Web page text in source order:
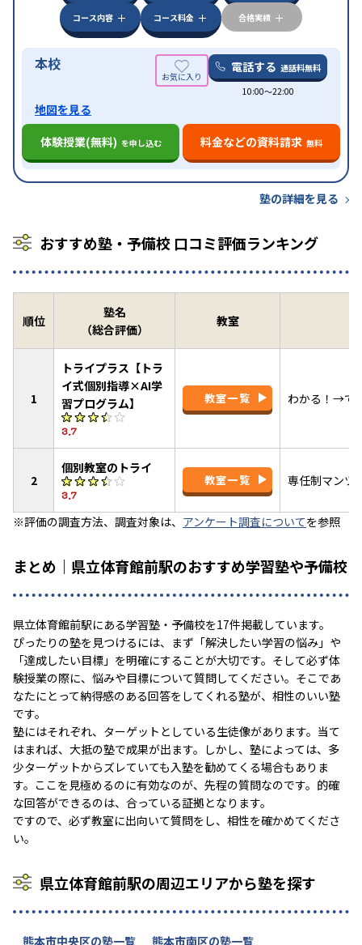
コース内容
コース料金 合格実績
本校 電話する 通話料無料
10:00〜22:00
地図を見る
体験授業(無料) を申し込む 料金などの資料請求 無料
塾の詳細を見る
おすすめ塾・予備校 口コミ評価ランキング
順位
塾名
（総合評価）
教室
1
トライプラス【トラ
イ式個別指導×AI学
習プログラム】
3.7
教室一覧 わかる！→で
2
個別教室のトライ
3.7
教室一覧 専任制マンツ
※評価の調査方法、調査対象は、 アンケート調査についてを参照
まとめ｜県立体育館前駅のおすすめ学習塾や予備校
県立体育館前駅にある学習塾・予備校を17件掲載しています。
ぴったりの塾を見つけるには、まず「解決したい学習の悩み」や
「達成したい目標」を明確にすることが大切です。そして必ず体
験授業の際に、悩みや目標について質問してください。そこであ
なたにとって納得感のある回答をしてくれる塾が、相性のいい塾
です。
塾にはそれぞれ、ターゲットとしている生徒像があります。当て
はまれば、大抵の塾で成果が出ます。しかし、塾によっては、多
少ターゲットからズレていても入塾を勧めてくる場合もありま
す。ここを見極めるのに有効なのが、先程の質問なのです。的確
な回答ができるのは、合っている証拠となります。
ですので、必ず教室に出向いて質問をし、相性を確かめてくださ
い。
県立体育館前駅の周辺エリアから塾を探す
熊本市中央区の塾一覧 熊本市南区の塾一覧